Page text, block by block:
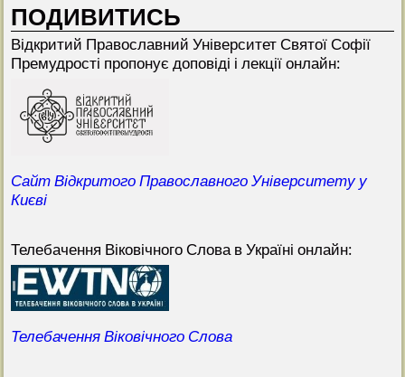
ПОДИВИТИСЬ
Відкритий Прaвославний Університет Святої Софії
Премудрості пропонує доповіді і лекції онлайн:
Сайт Відкритого Православного Університету у
Києві
Телебачення Віковічного Слова в Україні онлайн:
Телебачення Віковічного Слова